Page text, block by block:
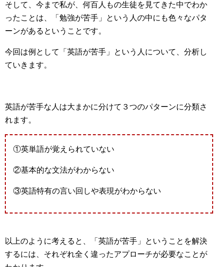
そして、今まで私が、何百人もの生徒を見てきた中でわか
ったことは、「勉強が苦手」という人の中にも色々なパタ
ーンがあるということです。
今回は例として「英語が苦手」という人について、分析し
ていきます。
英語が苦手な人は大まかに分けて３つのパターンに分類さ
れます。
①英単語が覚えられていない
②基本的な文法がわからない
③英語特有の言い回しや表現がわからない
以上のように考えると、「英語が苦手」ということを解決
するには、それぞれ全く違ったアプローチが必要なことが